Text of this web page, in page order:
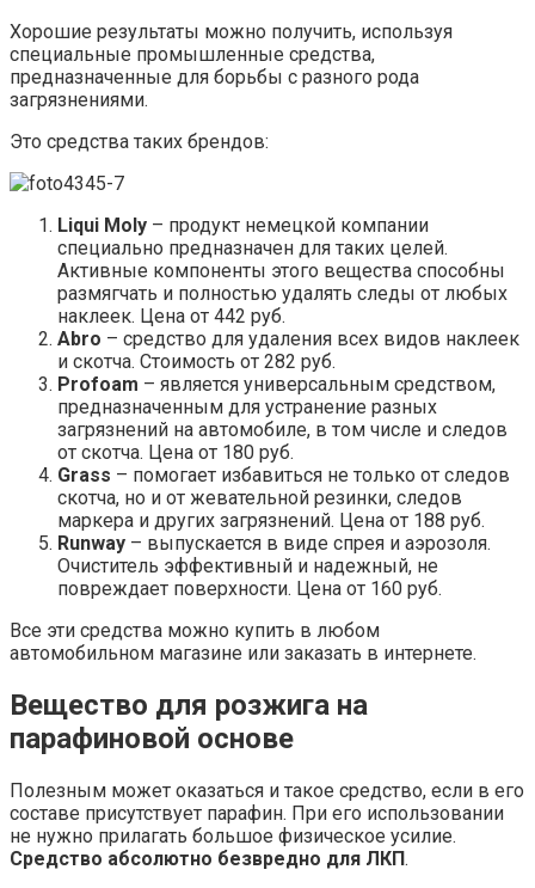
Хорошие результаты можно получить, используя
специальные промышленные средства,
предназначенные для борьбы с разного рода
загрязнениями.
Это средства таких брендов:
Liqui Moly – продукт немецкой компании
специально предназначен для таких целей.
Активные компоненты этого вещества способны
размягчать и полностью удалять следы от любых
наклеек. Цена от 442 руб.
Abro – средство для удаления всех видов наклеек
и скотча. Стоимость от 282 руб.
Profoam – является универсальным средством,
предназначенным для устранение разных
загрязнений на автомобиле, в том числе и следов
от скотча. Цена от 180 руб.
Grass – помогает избавиться не только от следов
скотча, но и от жевательной резинки, следов
маркера и других загрязнений. Цена от 188 руб.
Runway – выпускается в виде спрея и аэрозоля.
Очиститель эффективный и надежный, не
повреждает поверхности. Цена от 160 руб.
Все эти средства можно купить в любом
автомобильном магазине или заказать в интернете.
Вещество для розжига на
парафиновой основе
Полезным может оказаться и такое средство, если в его
составе присутствует парафин. При его использовании
не нужно прилагать большое физическое усилие.
Средство абсолютно безвредно для ЛКП.